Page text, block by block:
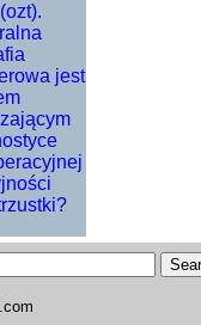
jest